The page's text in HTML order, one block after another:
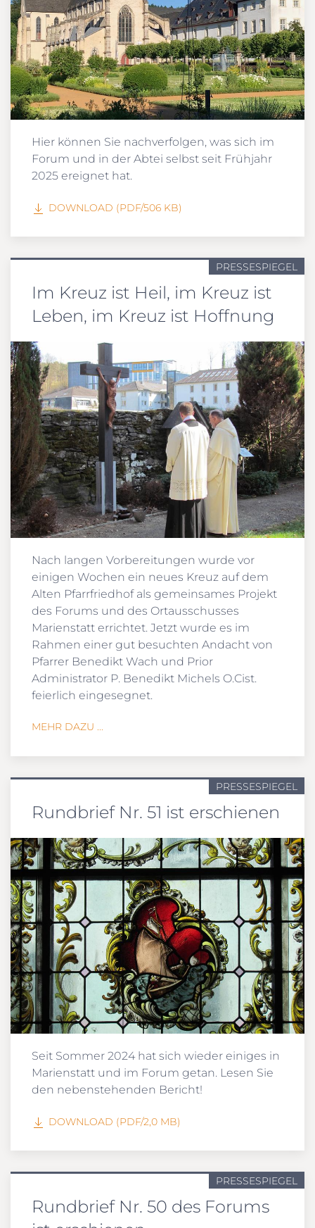
Hier können Sie nachverfolgen, was sich im
Forum und in der Abtei selbst seit Frühjahr
2025 ereignet hat.
DOWNLOAD (PDF/506 KB)
PRESSESPIEGEL
Im Kreuz ist Heil, im Kreuz ist
Leben, im Kreuz ist Hoffnung
Nach langen Vorbereitungen wurde vor
einigen Wochen ein neues Kreuz auf dem
Alten Pfarrfriedhof als gemeinsames Projekt
des Forums und des Ortausschusses
Marienstatt errichtet. Jetzt wurde es im
Rahmen einer gut besuchten Andacht von
Pfarrer Benedikt Wach und Prior
Administrator P. Benedikt Michels O.Cist.
feierlich eingesegnet.
MEHR DAZU ...
PRESSESPIEGEL
Rundbrief Nr. 51 ist erschienen
Seit Sommer 2024 hat sich wieder einiges in
Marienstatt und im Forum getan. Lesen Sie
den nebenstehenden Bericht!
DOWNLOAD (PDF/2,0 MB)
PRESSESPIEGEL
Rundbrief Nr. 50 des Forums